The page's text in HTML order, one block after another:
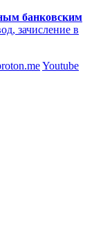
банковским
зачисление в
Youtube